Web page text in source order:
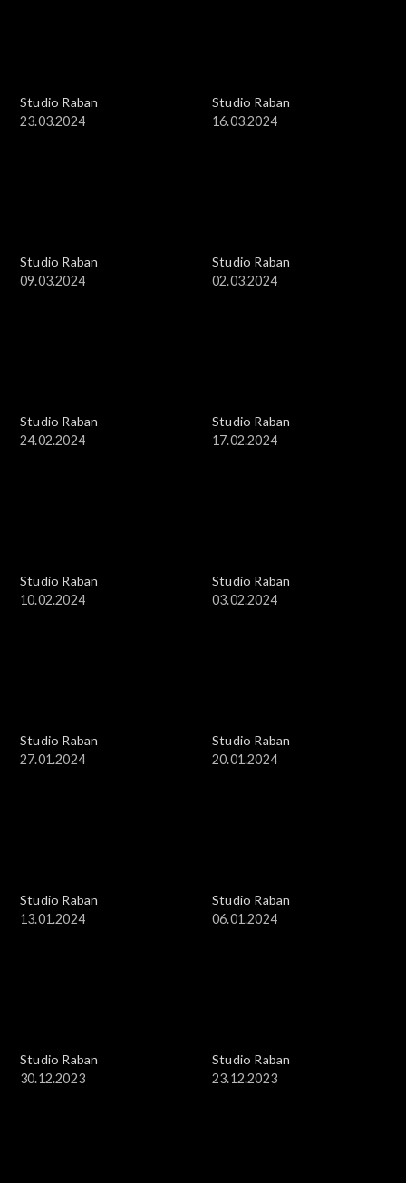
Studio Raban
23.03.2024
Studio Raban
16.03.2024
Studio Raban
09.03.2024
Studio Raban
02.03.2024
Studio Raban
24.02.2024
Studio Raban
17.02.2024
Studio Raban
10.02.2024
Studio Raban
03.02.2024
Studio Raban
27.01.2024
Studio Raban
20.01.2024
Studio Raban
13.01.2024
Studio Raban
06.01.2024
Studio Raban
30.12.2023
Studio Raban
23.12.2023